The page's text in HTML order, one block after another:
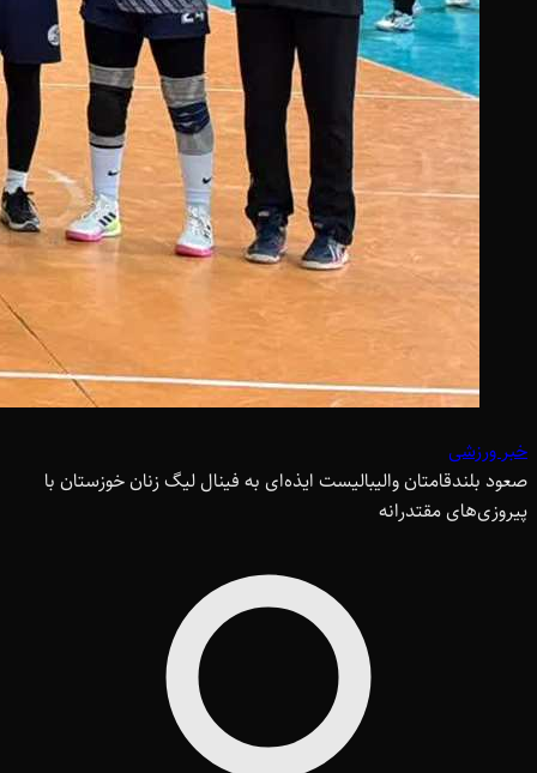
خبر ورزشی
صعود بلندقامتان والیبالیست ایذه‌ای به فینال لیگ زنان خوزستان با
پیروزی‌های مقتدرانه